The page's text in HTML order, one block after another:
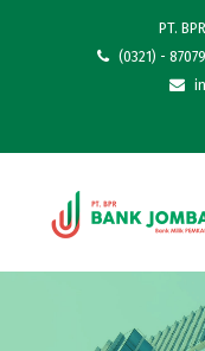
PT.
(0321) -